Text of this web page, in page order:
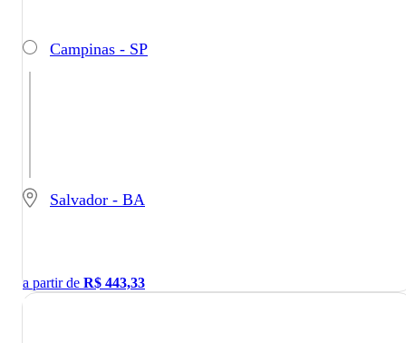
Campinas - SP
Salvador - BA
a partir de R$ 443,33